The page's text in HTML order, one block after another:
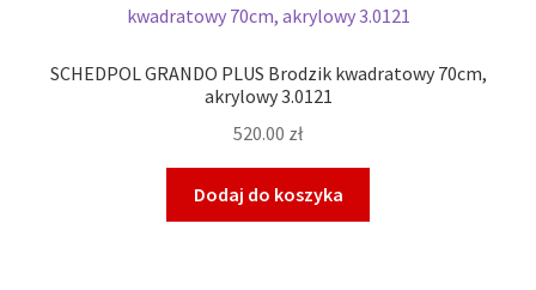
SCHEDPOL GRANDO PLUS Brodzik kwadratowy 70cm,
akrylowy 3.0121
520.00 zł
Dodaj do koszyka